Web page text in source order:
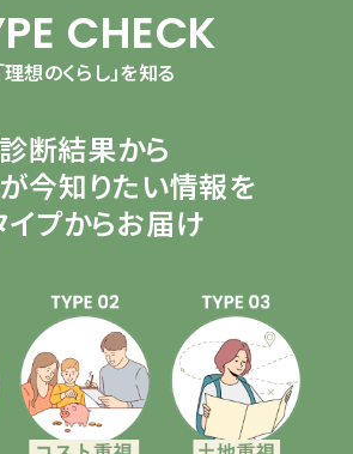
CHECK
理想のくらし」を知る
診断結果から
今知りたい情報を
イプからお届け